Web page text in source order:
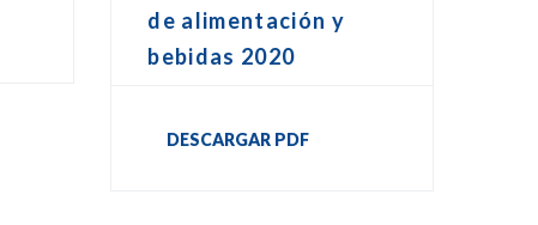
de alimentación y
bebidas 2020
DESCARGAR PDF